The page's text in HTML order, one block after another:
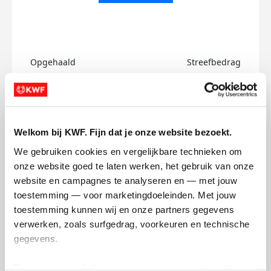
Welkom bij KWF. Fijn dat je onze website bezoekt.
We gebruiken cookies en vergelijkbare technieken om
onze website goed te laten werken, het gebruik van onze
website en campagnes te analyseren en — met jouw
toestemming — voor marketingdoeleinden. Met jouw
toestemming kunnen wij en onze partners gegevens
verwerken, zoals surfgedrag, voorkeuren en technische
gegevens.
Opgehaald Streefbedrag
Joe's badges